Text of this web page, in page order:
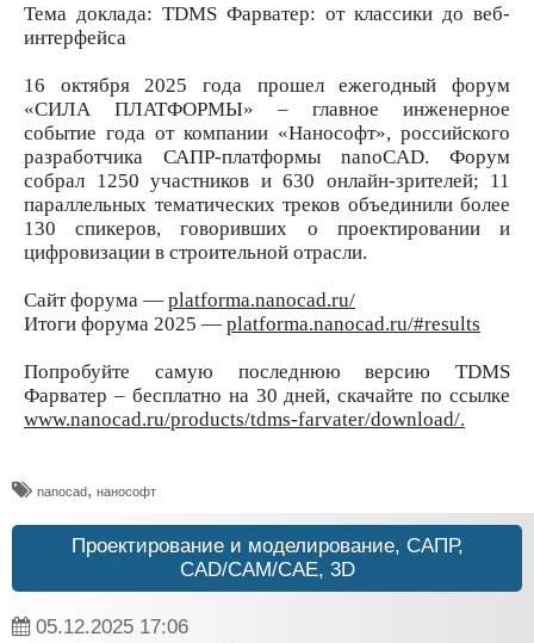
Тема доклада: TDMS Фарватер: от классики до веб-
интерфейса
16 октября 2025 года прошел ежегодный форум
«СИЛА ПЛАТФОРМЫ» – главное инженерное
событие года от компании «Нанософт», российского
разработчика САПР-платформы nanoCAD. Форум
собрал 1250 участников и 630 онлайн-зрителей; 11
параллельных тематических треков объединили более
130 спикеров, говоривших о проектировании и
цифровизации в строительной отрасли.
Сайт форума — platforma.nanocad.ru/
Итоги форума 2025 — platforma.nanocad.ru/#results
Попробуйте самую последнюю версию TDMS
Фарватер – бесплатно на 30 дней, скачайте по ссылке
www.nanocad.ru/products/tdms-farvater/download/.
nanocad, нанософт
Проектирование и моделирование, САПР,
CAD/CAM/CAE, 3D
05.12.2025 17:06